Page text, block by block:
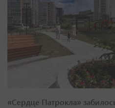
«Сердце Патрокла»